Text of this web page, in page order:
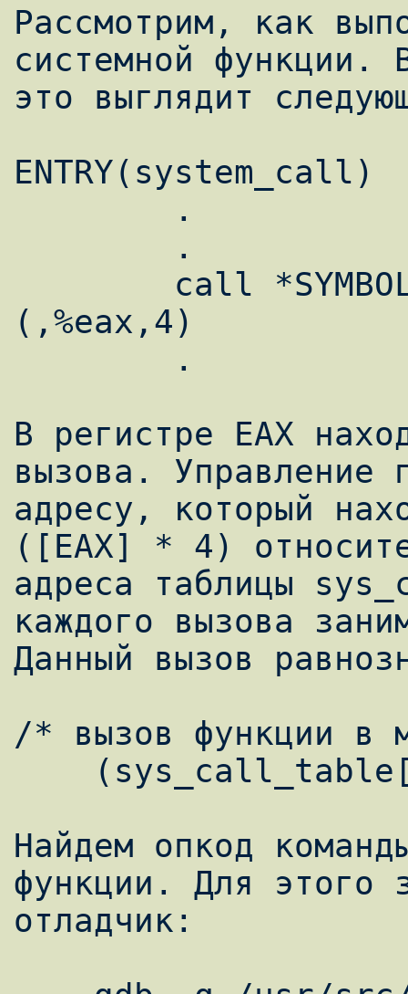
Рассмотрим, как
системной
это выглядит
ENTRY(system_call)
(,%eax,4)
В регистре EAX
вызова. Управление
адресу, который
([EAX] * 4)
адреса таблицы
каждого вызова
Данный вызов
/* вызов функции в
Найдем опкод
функции. Для этого
отладчик: